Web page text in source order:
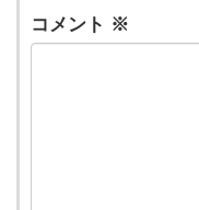
コメント ※